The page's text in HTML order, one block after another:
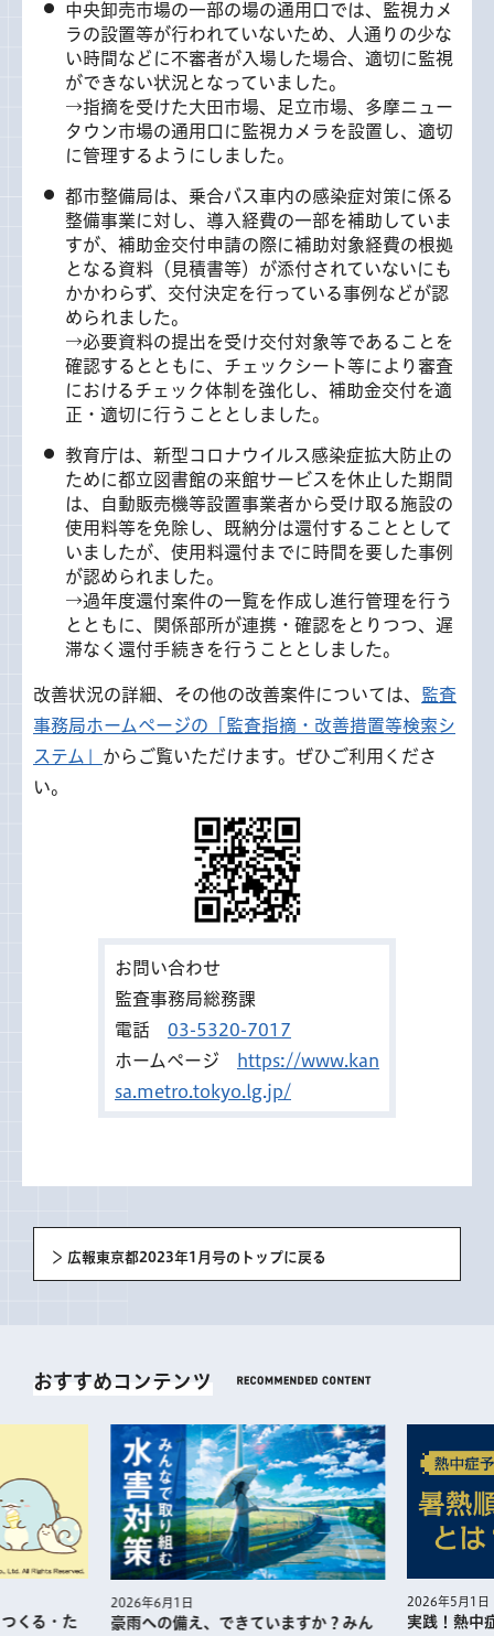
中央卸売市場の一部の場の通用口では、監視カメ
ラの設置等が行われていないため、人通りの少な
い時間などに不審者が入場した場合、適切に監視
ができない状況となっていました。
→指摘を受けた大田市場、足立市場、多摩ニュー
タウン市場の通用口に監視カメラを設置し、適切
に管理するようにしました。
都市整備局は、乗合バス車内の感染症対策に係る
整備事業に対し、導入経費の一部を補助していま
すが、補助金交付申請の際に補助対象経費の根拠
となる資料（見積書等）が添付されていないにも
かかわらず、交付決定を行っている事例などが認
められました。
→必要資料の提出を受け交付対象等であることを
確認するとともに、チェックシート等により審査
におけるチェック体制を強化し、補助金交付を適
正・適切に行うこととしました。
教育庁は、新型コロナウイルス感染症拡大防止の
ために都立図書館の来館サービスを休止した期間
は、自動販売機等設置事業者から受け取る施設の
使用料等を免除し、既納分は還付することとして
いましたが、使用料還付までに時間を要した事例
が認められました。
→過年度還付案件の一覧を作成し進行管理を行う
とともに、関係部所が連携・確認をとりつつ、遅
滞なく還付手続きを行うこととしました。
改善状況の詳細、その他の改善案件については、 監査
事務局ホームページの「監査指摘・改善措置等検索シ
ステム」 からご覧いただけます。ぜひご利用くださ
い。
お問い合わせ
監査事務局総務課
電話 03-5320-7017
ホームページ
https://www.kan
sa.metro.tokyo.lg.jp/
広報東京都2023年1月号のトップに戻る
おすすめコンテンツ
くる・た
2026年6月1日
豪雨への備え、できていますか？みん
2026年5月1日
実践！熱中